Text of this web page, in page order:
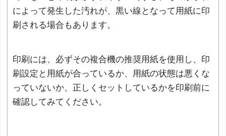
によって発生した汚れが、黒い線となって用紙に印
刷される場合もあります。
印刷には、必ずその複合機の推奨用紙を使用し、印
刷設定と用紙が合っているか、用紙の状態は悪くな
っていないか、正しくセットしているかを印刷前に
確認してみてください。